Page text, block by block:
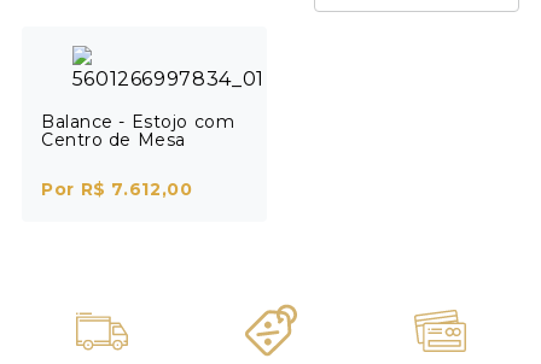
Balance - Estojo com
Centro de Mesa
Por R$ 7.612,00